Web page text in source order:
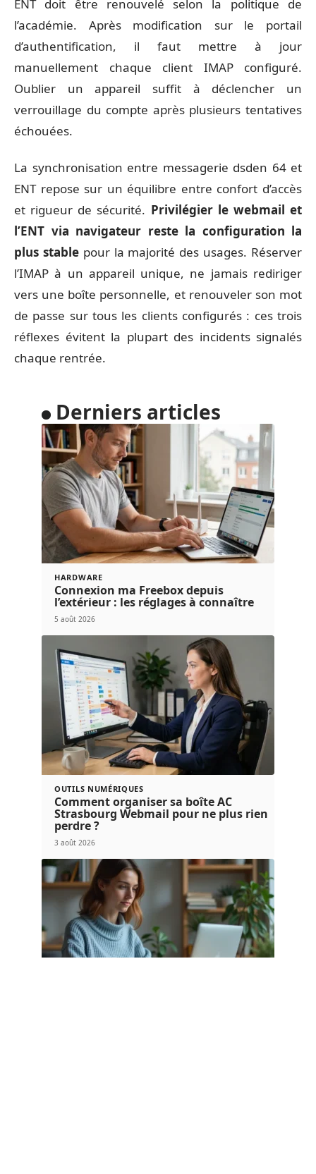
ENT doit être renouvelé selon la politique de
l’académie. Après modification sur le portail
d’authentification, il faut mettre à jour
manuellement chaque client IMAP configuré.
Oublier un appareil suffit à déclencher un
verrouillage du compte après plusieurs tentatives
échouées.
La synchronisation entre messagerie dsden 64 et
ENT repose sur un équilibre entre confort d’accès
et rigueur de sécurité. Privilégier le webmail et
l’ENT via navigateur reste la configuration la
plus stablepour la majorité des usages. Réserver
l’IMAP à un appareil unique, ne jamais rediriger
vers une boîte personnelle, et renouveler son mot
de passe sur tous les clients configurés : ces trois
réflexes évitent la plupart des incidents signalés
chaque rentrée.
Derniers articles
HARDWARE
Connexion ma Freebox depuis
l’extérieur : les réglages à connaître
5 août 2026
OUTILS NUMÉRIQUES
Comment organiser sa boîte AC
Strasbourg Webmail pour ne plus rien
perdre ?
3 août 2026